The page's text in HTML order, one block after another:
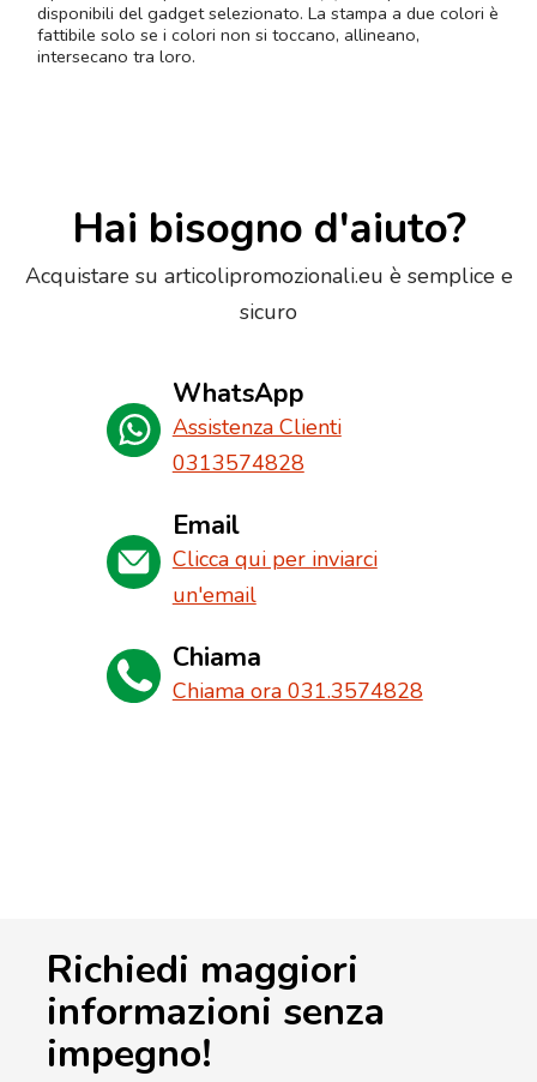
disponibili del gadget selezionato. La stampa a due colori è
fattibile solo se i colori non si toccano, allineano,
intersecano tra loro.
Hai bisogno d'aiuto?
Acquistare su articolipromozionali.eu è semplice e
sicuro
WhatsApp
Assistenza Clienti
0313574828
Email
Clicca qui per inviarci
un'email
Chiama
Chiama ora 031.3574828
Richiedi maggiori
informazioni senza
impegno!